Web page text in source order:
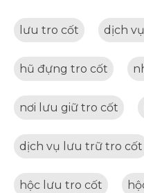
lưu tro cốt dịch
hũ đựng tro cốt
nơi lưu giữ tro cốt
dịch vụ lưu trữ tro cốt
hộc lưu tro cốt